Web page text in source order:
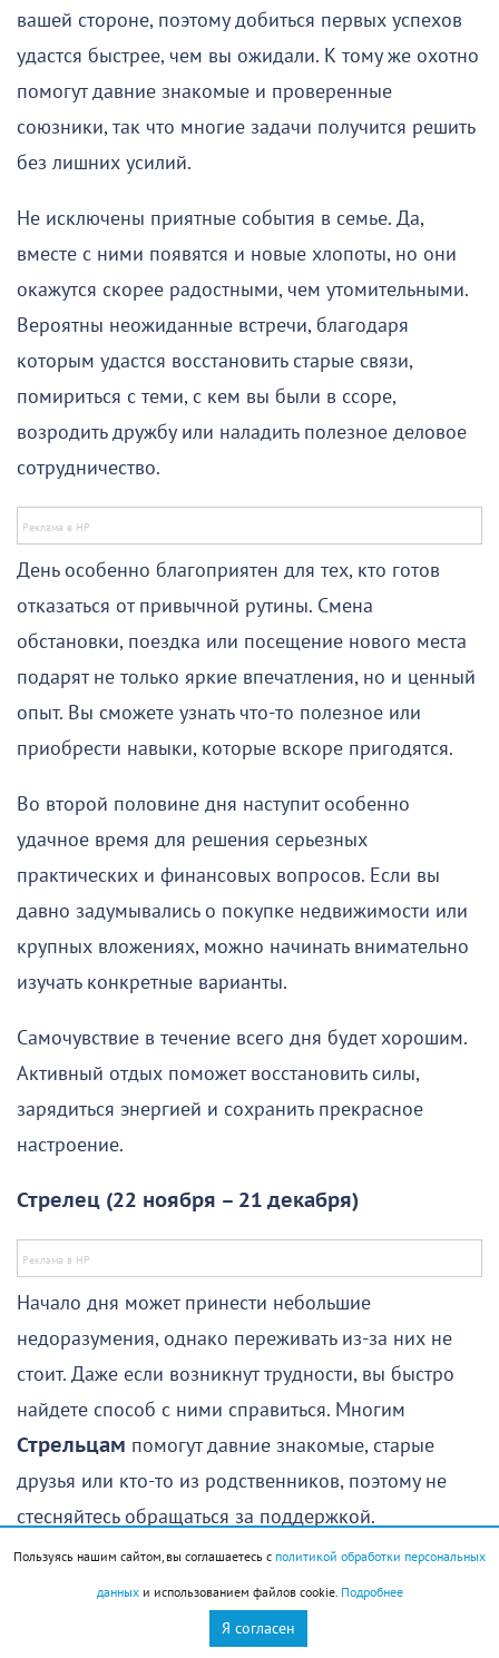
вашей стороне, поэтому добиться первых успехов
удастся быстрее, чем вы ожидали. К тому же охотно
помогут давние знакомые и проверенные
союзники, так что многие задачи получится решить
без лишних усилий.
Не исключены приятные события в семье. Да,
вместе с ними появятся и новые хлопоты, но они
окажутся скорее радостными, чем утомительными.
Вероятны неожиданные встречи, благодаря
которым удастся восстановить старые связи,
помириться с теми, с кем вы были в ссоре,
возродить дружбу или наладить полезное деловое
сотрудничество.
День особенно благоприятен для тех, кто готов
отказаться от привычной рутины. Смена
обстановки, поездка или посещение нового места
подарят не только яркие впечатления, но и ценный
опыт. Вы сможете узнать что-то полезное или
приобрести навыки, которые вскоре пригодятся.
Во второй половине дня наступит особенно
удачное время для решения серьезных
практических и финансовых вопросов. Если вы
давно задумывались о покупке недвижимости или
крупных вложениях, можно начинать внимательно
изучать конкретные варианты.
Самочувствие в течение всего дня будет хорошим.
Активный отдых поможет восстановить силы,
зарядиться энергией и сохранить прекрасное
настроение.
Стрелец (22 ноября – 21 декабря)
Начало дня может принести небольшие
недоразумения, однако переживать из-за них не
стоит. Даже если возникнут трудности, вы быстро
найдете способ с ними справиться. Многим
Стрельцам помогут давние знакомые, старые
друзья или кто-то из родственников, поэтому не
стесняйтесь обращаться за поддержкой.
Самой удачной частью дня станет его середина,
особенно для тех, кто отправится в поездку.
Путешествие окажется не только приятным, но и
Пользуясь нашим сайтом, вы соглашаетесь с политикой обработки персональных
данныхи использованием файлов cookie. Подробнее
Я согласен